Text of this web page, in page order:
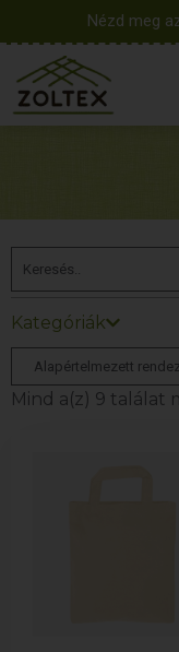
Nézd meg
Kategóriák
Mind a(z) 9 találat